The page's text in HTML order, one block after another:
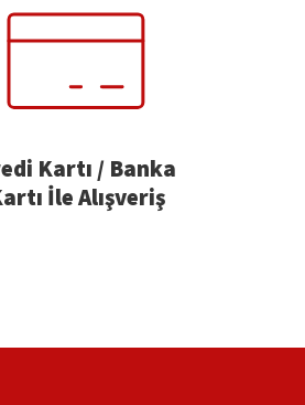
Kartı / Banka
İle Alışveriş